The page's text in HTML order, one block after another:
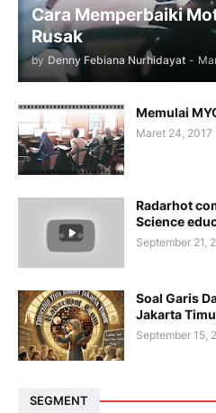
Cara Memperbaiki
Rusak
by Denny Febiana Nurhidayat -
Memulai
Maret 24, 2017
Radarhot
Science
September 21,
Soal Garis
Jakarta
September 15,
SEGMENT